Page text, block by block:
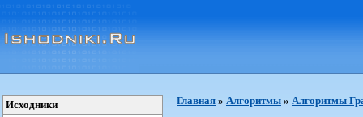
Исходники Главная » Алгоритмы » Алгоритмы